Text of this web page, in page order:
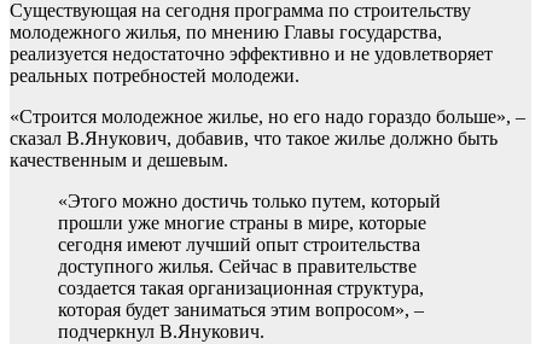
Существующая на сегодня программа по строительству
молодежного жилья, по мнению Главы государства,
реализуется недостаточно эффективно и не удовлетворяет
реальных потребностей молодежи.
«Строится молодежное жилье, но его надо гораздо больше», –
сказал В.Янукович, добавив, что такое жилье должно быть
качественным и дешевым.
«Этого можно достичь только путем, который
прошли уже многие страны в мире, которые
сегодня имеют лучший опыт строительства
доступного жилья. Сейчас в правительстве
создается такая организационная структура,
которая будет заниматься этим вопросом», –
подчеркнул В.Янукович.